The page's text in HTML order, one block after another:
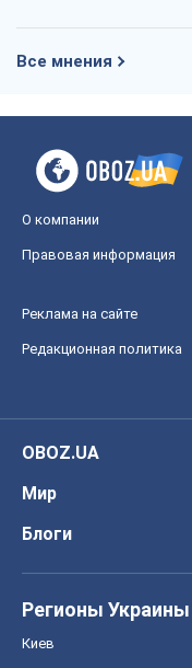
Все мнения
О компании
Правовая информация
Реклама на сайте
Редакционная политика
OBOZ.UA
Мир
Блоги
Регионы Украины
Киев